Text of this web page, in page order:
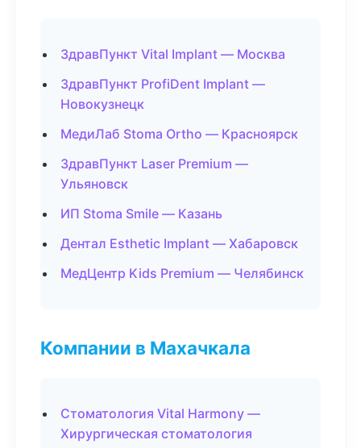
ЗдравПункт Vital Implant — Москва
ЗдравПункт ProfiDent Implant —
Новокузнецк
МедиЛаб Stoma Ortho — Красноярск
ЗдравПункт Laser Premium —
Ульяновск
ИП Stoma Smile — Казань
Дентал Esthetic Implant — Хабаровск
МедЦентр Kids Premium — Челябинск
Компании в Махачкала
Стоматология Vital Harmony —
Хирургическая стоматология